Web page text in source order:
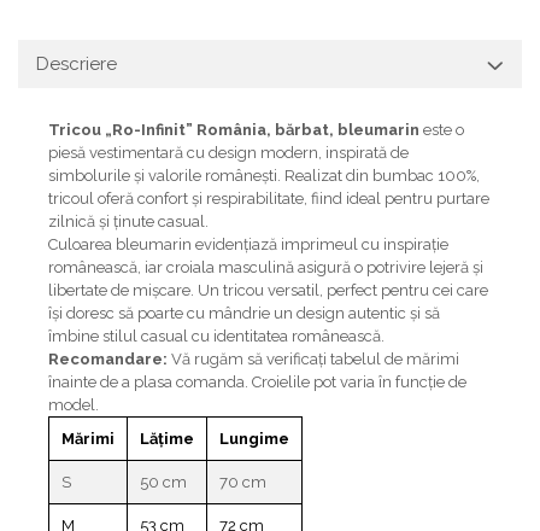
Descriere
Tricou „Ro-Infinit” România, bărbat, bleumarin este o
piesă vestimentară cu design modern, inspirată de
simbolurile și valorile românești. Realizat din bumbac 100%,
tricoul oferă confort și respirabilitate, fiind ideal pentru purtare
zilnică și ținute casual.
Culoarea bleumarin evidențiază imprimeul cu inspirație
românească, iar croiala masculină asigură o potrivire lejeră și
libertate de mișcare. Un tricou versatil, perfect pentru cei care
își doresc să poarte cu mândrie un design autentic și să
îmbine stilul casual cu identitatea românească.
Recomandare: Vă rugăm să verificați tabelul de mărimi
înainte de a plasa comanda. Croielile pot varia în funcție de
model.
Mărimi
Lățime Lungime
S 50 cm 70 cm
M 53 cm 72 cm